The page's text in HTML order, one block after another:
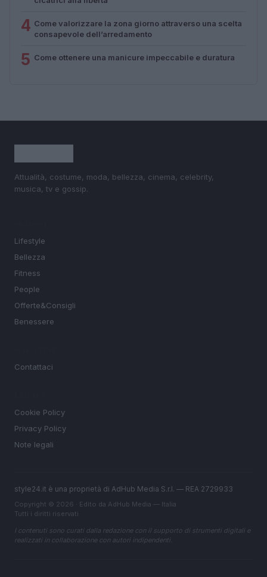
4 Come valorizzare la zona giorno attraverso una scelta
consapevole dell’arredamento
5 Come ottenere una manicure impeccabile e duratura
Attualità, costume, moda, bellezza, cinema, celebrity,
musica, tv e gossip.
Lifestyle
Bellezza
Fitness
People
Offerte&Consigli
Benessere
Contattaci
Cookie Policy
Privacy Policy
Note legali
style24.it è una proprietà di AdHub Media S.r.l. — REA 2729933
Copyright © 2026 · Edito da AdHub Media — Italia
Tutti i diritti riservati
I contenuti sono curati dalla redazione con il supporto di strumenti digitali e
realizzati in collaborazione con autori indipendenti.